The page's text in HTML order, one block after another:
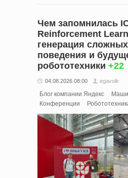
Чем запомнилась
Reinforcement
генерация
поведения и
робототехники +22
04.08.2026 08:00 egavolk
Блог компании Яндекс
Конференции